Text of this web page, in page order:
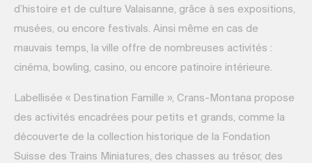
d’histoire et de culture Valaisanne, grâce à ses expositions,
musées, ou encore festivals. Ainsi même en cas de
mauvais temps, la ville offre de nombreuses activités :
cinéma, bowling, casino, ou encore patinoire intérieure.
Labellisée « Destination Famille », Crans-Montana propose
des activités encadrées pour petits et grands, comme la
découverte de la collection historique de la Fondation
Suisse des Trains Miniatures, des chasses au trésor, des